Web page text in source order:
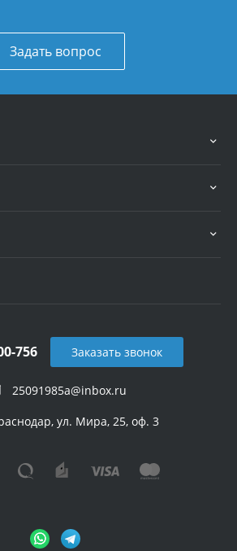
Задать вопрос
25091985a@inbox.ru
756
ул. Мира, 25, оф. 3
Заказать звонок